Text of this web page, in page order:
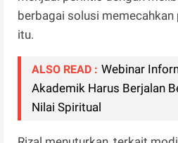
berbagai solusi
itu.
ALSO READ : Webinar
Akademik Harus Berjalan
Nilai Spiritual